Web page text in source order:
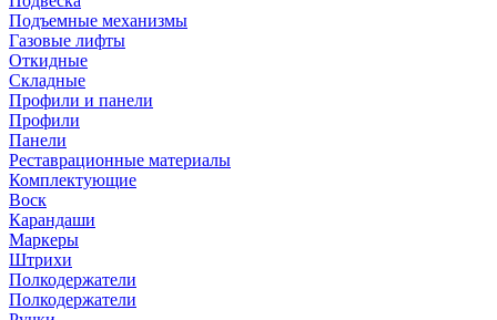
Подъемные механизмы
Газовые лифты
Откидные
Складные
Профили и панели
Профили
Панели
Реставрационные материалы
Комплектующие
Воск
Карандаши
Маркеры
Штрихи
Полкодержатели
Полкодержатели